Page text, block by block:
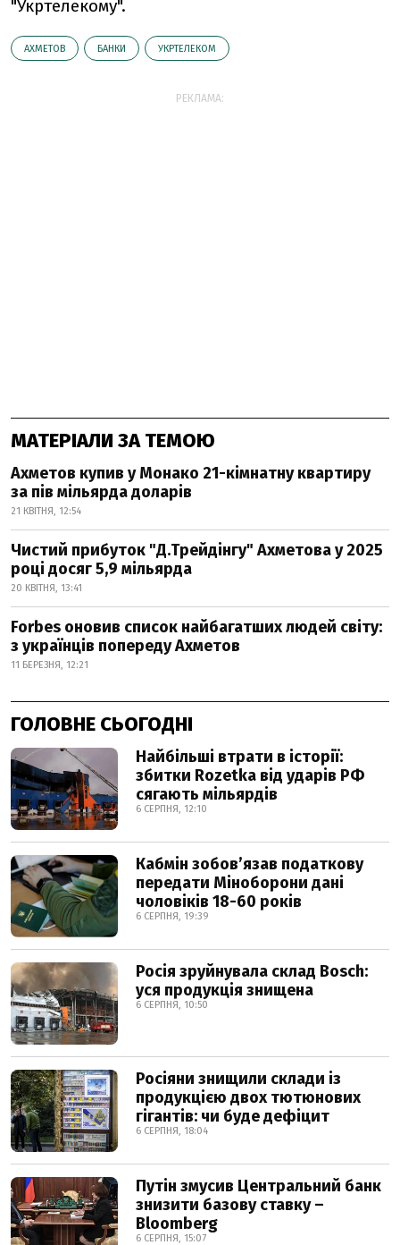
"Укртелекому".
АХМЕТОВ БАНКИ УКРТЕЛЕКОМ
РЕКЛАМА:
МАТЕРІАЛИ ЗА ТЕМОЮ
Ахметов купив у Монако 21-кімнатну квартиру
за пів мільярда доларів
21 КВІТНЯ, 12:54
Чистий прибуток "Д.Трейдінгу" Ахметова у 2025
році досяг 5,9 мільярда
20 КВІТНЯ, 13:41
Forbes оновив список найбагатших людей світу:
з українців попереду Ахметов
11 БЕРЕЗНЯ, 12:21
ГОЛОВНЕ СЬОГОДНІ
Найбільші втрати в історії:
збитки Rozetka від ударів РФ
сягають мільярдів
6 СЕРПНЯ, 12:10
Кабмін зобовʼязав податкову
передати Міноборони дані
чоловіків 18-60 років
6 СЕРПНЯ, 19:39
Росія зруйнувала склад Bosch:
уся продукція знищена
6 СЕРПНЯ, 10:50
Росіяни знищили склади із
продукцією двох тютюнових
гігантів: чи буде дефіцит
6 СЕРПНЯ, 18:04
Путін змусив Центральний банк
знизити базову ставку –
Bloomberg
6 СЕРПНЯ, 15:07